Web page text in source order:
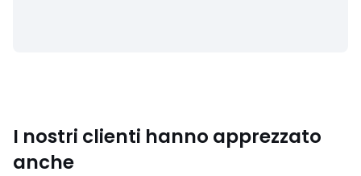
I nostri clienti hanno apprezzato
anche